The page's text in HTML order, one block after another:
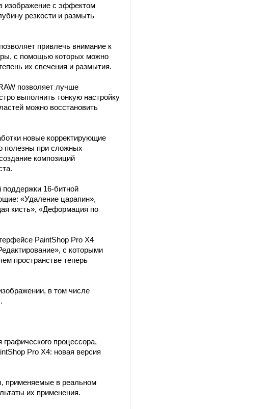
изображение с эффектом
резкости и размыть
привлечь внимание к
с помощью которых можно
их свечения и размытия.
позволяет лучше
выполнить тонкую настройку
можно восстановить
новые корректирующие
полезны при сложных
композиций
16-битной
«Удаление царапин»,
кисть», «Деформация по
PaintShop Pro X4
с которыми
пространстве теперь
в том числе
процессора,
Pro X4: новая версия
применяемые в реальном
их применения.